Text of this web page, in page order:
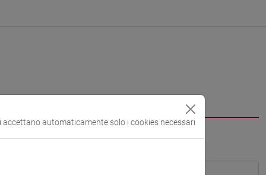
automaticamente solo i cookies necessari